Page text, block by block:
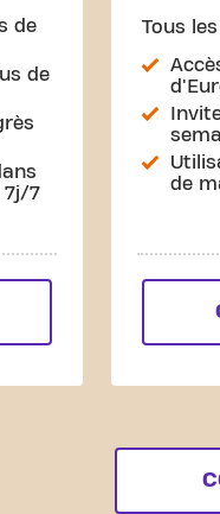
de
de
7j/7
Tous
de